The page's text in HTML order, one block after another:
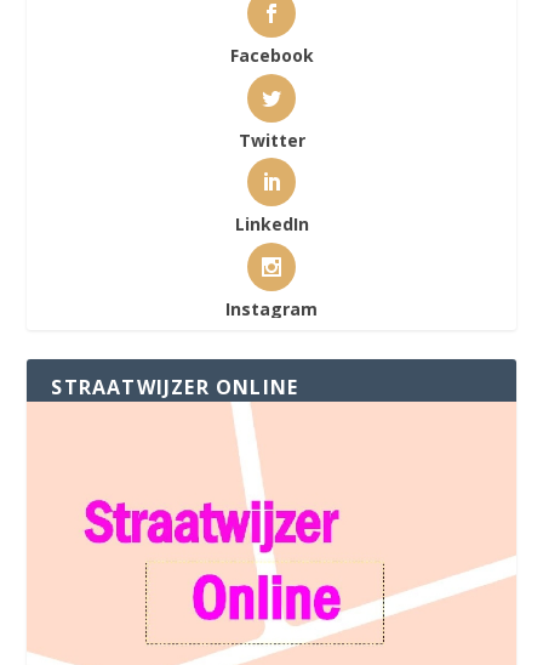
Facebook
Twitter
LinkedIn
Instagram
STRAATWIJZER ONLINE